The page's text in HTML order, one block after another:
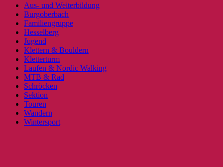
Aus- und Weiterbildung
Burgoberbach
Familiengruppe
Hesselberg
Jugend
Klettern & Bouldern
Kletterturm
Laufen & Nordic Walking
MTB & Rad
Schröcken
Sektion
Touren
Wandern
Wintersport